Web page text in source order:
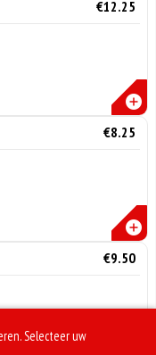
€12.25
€8.25
€9.50
Selecteer uw